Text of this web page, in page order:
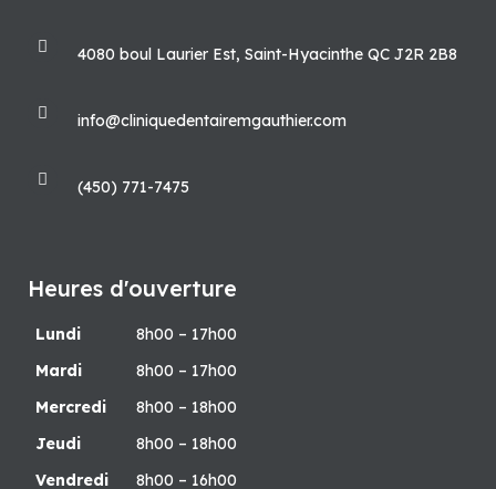
4080 boul Laurier Est, Saint-Hyacinthe QC J2R 2B8
info@cliniquedentairemgauthier.com
(450) 771-7475
Heures d'ouverture
Lundi
8h00 – 17h00
Mardi
8h00 – 17h00
Mercredi
8h00 – 18h00
Jeudi
8h00 – 18h00
Vendredi
8h00 – 16h00